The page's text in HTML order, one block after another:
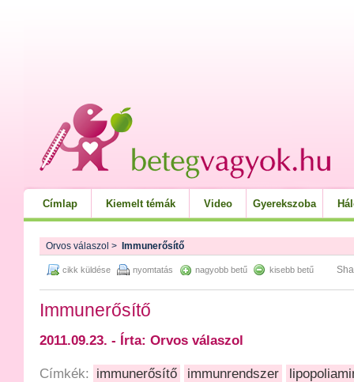
Címlap Kiemelt témák Video Gyerekszoba
Orvos válaszol > Immunerősítő
cikk küldése nyomtatás nagyobb betű kisebb betű
Immunerősítő
2011.09.23. - Írta: Orvos válaszol
Címkék: immunerősítő immunrendszer